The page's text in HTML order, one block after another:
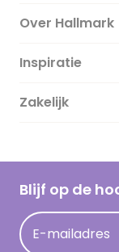
Over Hallmark
Over ons
Duurzaamheid
Hallmark
Acties
Persberichten
Inspiratie
Magazine
Cadeau inspiratie
Kaartinspiratie
Zakelijk
Blijf op de
E-mailadres